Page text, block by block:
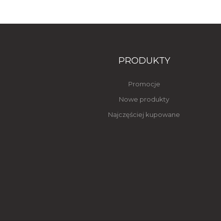
PRODUKTY
Promocje
Nowe produkty
Najczęściej kupowane